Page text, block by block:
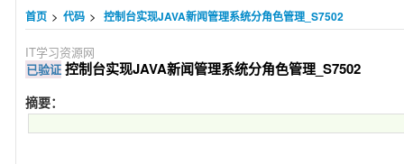
首页 > 代码 > 控制台实现JAVA新闻管理系统分角色管理_S7502
IT学习资源网
已验证 控制台实现JAVA新闻管理系统分角色管理_S7502
摘要：